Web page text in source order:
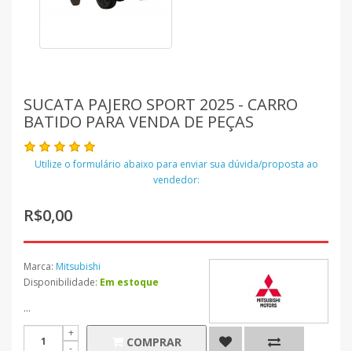
SUCATA PAJERO SPORT 2025 - CARRO
BATIDO PARA VENDA DE PEÇAS
Utilize o formulário abaixo para enviar sua dúvida/proposta ao
vendedor:
R$0,00
Marca: Mitsubishi
Disponibilidade: Em estoque
...
COMPRAR